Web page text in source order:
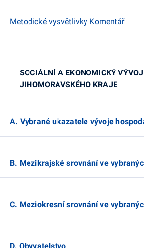
Metodické vysvětlivky Komentář
SOCIÁLNÍ A EKONOMICKÝ VÝVOJ
JIHOMORAVSKÉHO KRAJE
A. Vybrané ukazatele vývoje
B. Mezikrajské srovnání ve
C. Meziokresní srovnání ve
D. Obyvatelstvo